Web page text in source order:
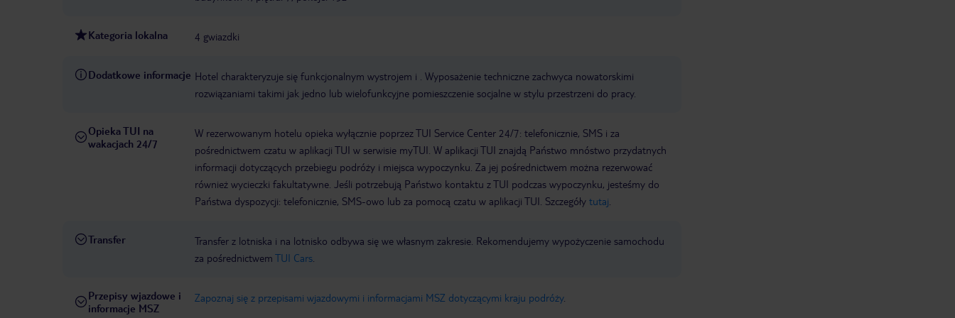
Kategoria lokalna 4 gwiazdki
Dodatkowe informacje Hotel charakteryzuje się funkcjonalnym wystrojem i . Wyposażenie techniczne zachwyca nowatorskimi
rozwiązaniami takimi jak jedno lub wielofunkcyjne pomieszczenie socjalne w stylu przestrzeni do pracy.
Opieka TUI na
wakacjach 24/7
W rezerwowanym hotelu opieka wyłącznie poprzez TUI Service Center 24/7: telefonicznie, SMS i za
pośrednictwem czatu w aplikacji TUI w serwisie myTUI. W aplikacji TUI znajdą Państwo mnóstwo przydatnych
informacji dotyczących przebiegu podróży i miejsca wypoczynku. Za jej pośrednictwem można rezerwować
również wycieczki fakultatywne. Jeśli potrzebują Państwo kontaktu z TUI podczas wypoczynku, jesteśmy do
Państwa dyspozycji: telefonicznie, SMS-owo lub za pomocą czatu w aplikacji TUI. Szczegóły tutaj
Transfer
Transfer z lotniska i na lotnisko odbywa się we własnym zakresie. Rekomendujemy wypożyczenie samochodu
za pośrednictwem TUI Cars
Przepisy wjazdowe i
informacje MSZ
Zapoznaj się z przepisami wjazdowymi i informacjami MSZ dotyczącymi kraju podróży.